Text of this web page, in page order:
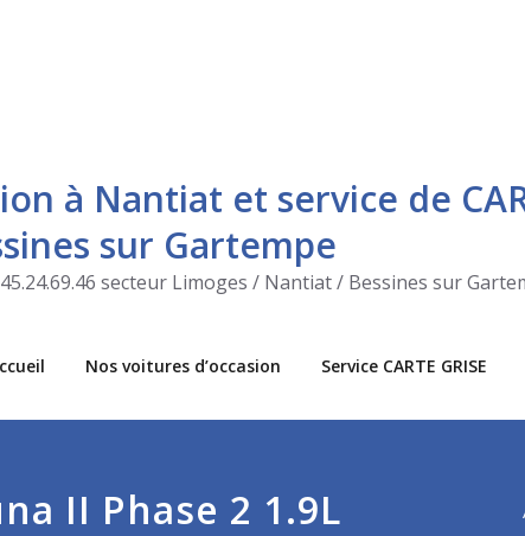
à Nantiat et service de
sur Gartempe
secteur Limoges / Nantiat / Bessines sur
Nos voitures d’occasion Service CARTE GRISE
II Phase 2 1.9L